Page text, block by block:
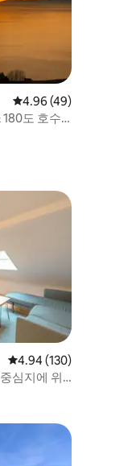
평점 4.96점(5점 만점
4.96 (49)
도 호수
평점 4.94점(5점 만점),
4.94 (130)
심지에 위